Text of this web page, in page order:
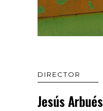
DIRECTOR
Jesús Arbués